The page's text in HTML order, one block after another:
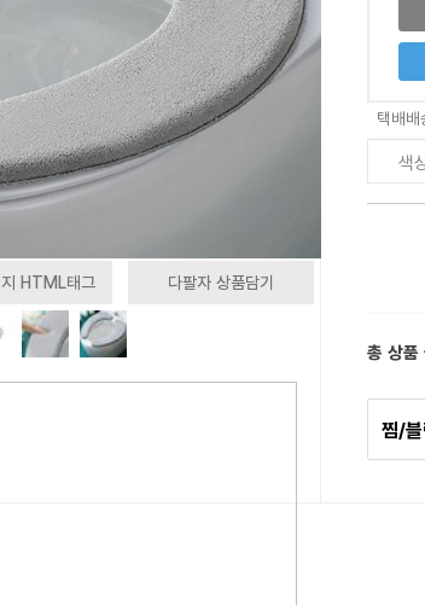
HTML태그 다팔자 상품담기
택배배
색
총 상품
찜/